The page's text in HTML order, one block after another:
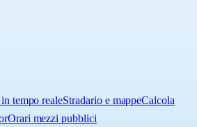
tempo realeStradario e mappeCalcola
Orari mezzi pubblici